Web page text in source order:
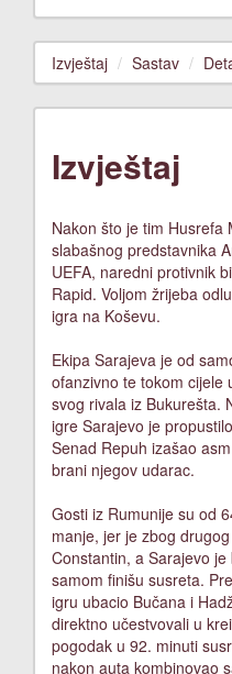
Izvještaj Sastav
Izvještaj
Nakon što je tim Husrefa
slabašnog predstavnika
UEFA, naredni protivnik
Rapid. Voljom žrijeba
igra na Koševu.
Ekipa Sarajeva je od
ofanzivno te tokom cijele
svog rivala iz Bukurešta.
igre Sarajevo je
Senad Repuh izašao
brani njegov udarac.
Gosti iz Rumunije su od
manje, jer je zbog
Constantin, a Sarajevo
samom finišu susreta.
igru ubacio Bučana i
direktno učestvovali u
pogodak u 92. minuti
nakon auta kombinovao